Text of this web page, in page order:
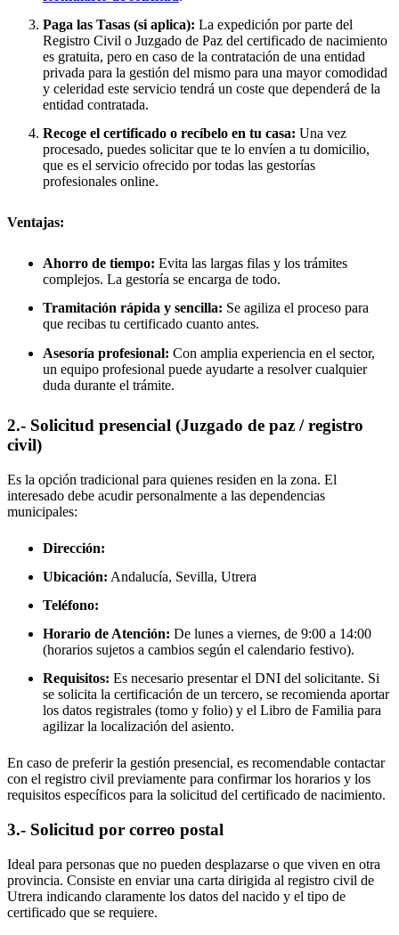
Paga las Tasas (si aplica): La expedición por parte del
Registro Civil o Juzgado de Paz del certificado de nacimiento
es gratuita, pero en caso de la contratación de una entidad
privada para la gestión del mismo para una mayor comodidad
y celeridad este servicio tendrá un coste que dependerá de la
entidad contratada.
Recoge el certificado o recíbelo en tu casa: Una vez
procesado, puedes solicitar que te lo envíen a tu domicilio,
que es el servicio ofrecido por todas las gestorías
profesionales online.
Ventajas:
Ahorro de tiempo: Evita las largas filas y los trámites
complejos. La gestoría se encarga de todo.
Tramitación rápida y sencilla: Se agiliza el proceso para
que recibas tu certificado cuanto antes.
Asesoría profesional: Con amplia experiencia en el sector,
un equipo profesional puede ayudarte a resolver cualquier
duda durante el trámite.
2.- Solicitud presencial (Juzgado de paz / registro
civil)
Es la opción tradicional para quienes residen en la zona. El
interesado debe acudir personalmente a las dependencias
municipales:
Dirección:
Ubicación: Andalucía, Sevilla, Utrera
Teléfono:
Horario de Atención: De lunes a viernes, de 9:00 a 14:00
(horarios sujetos a cambios según el calendario festivo).
Requisitos: Es necesario presentar el DNI del solicitante. Si
se solicita la certificación de un tercero, se recomienda aportar
los datos registrales (tomo y folio) y el Libro de Familia para
agilizar la localización del asiento.
En caso de preferir la gestión presencial, es recomendable contactar
con el registro civil previamente para confirmar los horarios y los
requisitos específicos para la solicitud del certificado de nacimiento.
3.- Solicitud por correo postal
Ideal para personas que no pueden desplazarse o que viven en otra
provincia. Consiste en enviar una carta dirigida al registro civil de
Utrera indicando claramente los datos del nacido y el tipo de
certificado que se requiere.